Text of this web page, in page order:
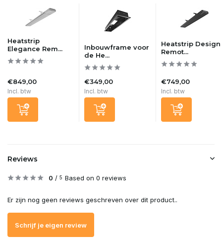
Heatstrip
Elegance Rem...
€849,00
Incl. btw
Inbouwframe voor
de He...
€349,00
Incl. btw
Heatstrip Design
Remot...
€749,00
Incl. btw
Reviews
0 / 5 Based on 0 reviews
Er zijn nog geen reviews geschreven over dit product..
Schrijf je eigen review